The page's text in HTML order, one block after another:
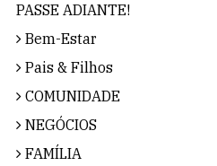
PASSE ADIANTE!
Bem-Estar
Pais & Filhos
COMUNIDADE
NEGÓCIOS
FAMÍLIA